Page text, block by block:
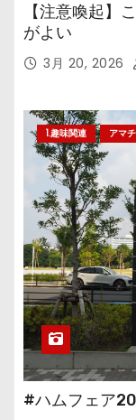
【注意喚起】
がよい
3月 20, 2026
1.趣味関連 アマ
#ハムフェア